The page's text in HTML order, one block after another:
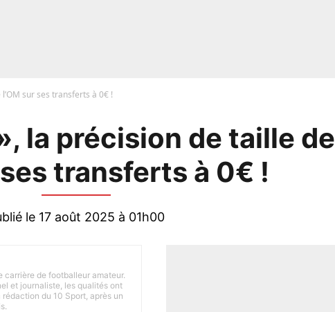
sur ses transferts à 0€ !
la précision de taille de
ses transferts à 0€ !
le 17 août 2025 à 01h00
carrière de footballeur amateur.
et journaliste, les qualités ont
du 10 Sport, après un